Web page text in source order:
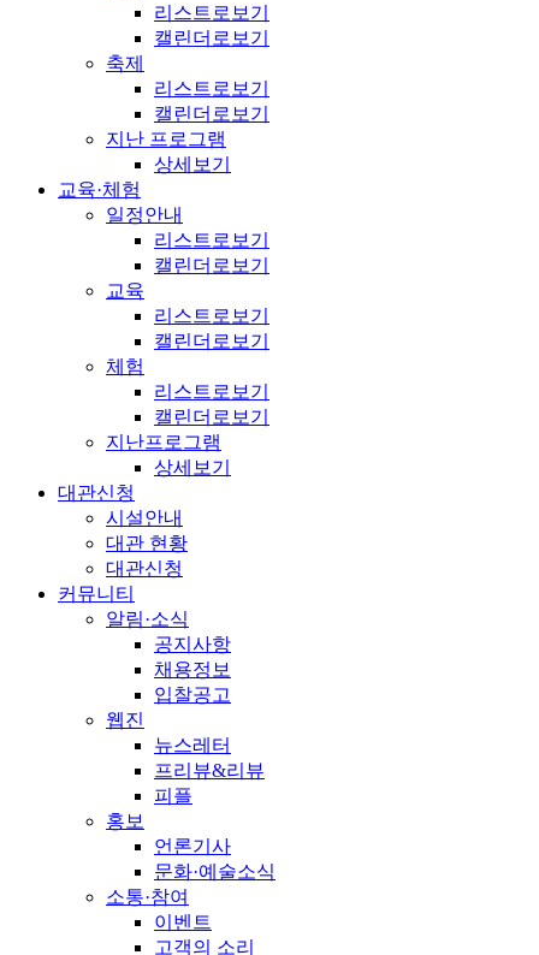
리스트로보기
캘린더로보기
축제
리스트로보기
캘린더로보기
지난 프로그램
상세보기
교육·체험
일정안내
리스트로보기
캘린더로보기
교육
리스트로보기
캘린더로보기
체험
리스트로보기
캘린더로보기
지난프로그램
상세보기
대관신청
시설안내
대관 현황
대관신청
커뮤니티
알림·소식
공지사항
채용정보
입찰공고
웹진
뉴스레터
프리뷰&리뷰
피플
홍보
언론기사
문화·예술소식
소통·참여
이벤트
고객의 소리